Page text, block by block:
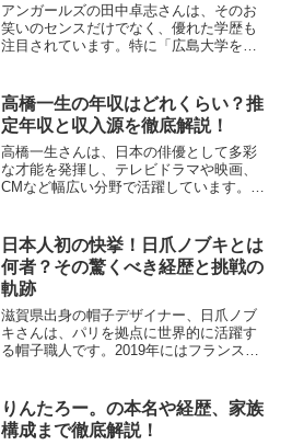
アンガールズの田中卓志さんは、そのお
笑いのセンスだけでなく、優れた学歴も
注目されています。特に「広島大学を首
の学歴に関する真実や彼が歩んだ道のり
について詳しく解説します...
高橋一生の年収はどれくらい？推
定年収と収入源を徹底解説！
高橋一生さんは、日本の俳優として多彩
な才能を発揮し、テレビドラマや映画、
CMなど幅広い分野で活躍しています。そ
の記事では、高橋一生さんの推定年収や
その収入源について詳し...
日本人初の快挙！日爪ノブキとは
何者？その驚くべき経歴と挑戦の
軌跡
滋賀県出身の帽子デザイナー、日爪ノブ
キさんは、パリを拠点に世界的に活躍す
る帽子職人です。2019年にはフランス国
自のデザインと卓越した技術が国際的に
高く評価されて...
りんたろー。の本名や経歴、家族
構成まで徹底解説！